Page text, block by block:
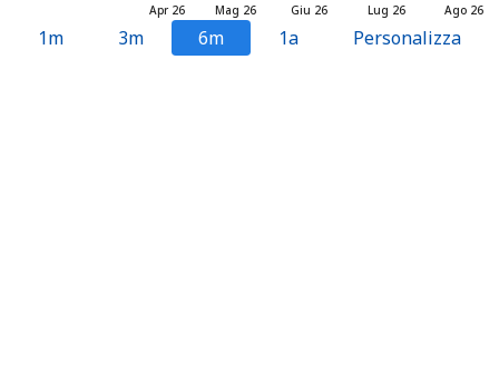
Mag 26 Lug 26
Apr 26 Giu 26 Ago 26
1m 3m 6m 1a Personalizza